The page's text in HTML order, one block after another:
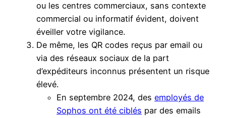
ou les centres commerciaux, sans contexte
commercial ou informatif évident, doivent
éveiller votre vigilance.
De même, les QR codes reçus par email ou
via des réseaux sociaux de la part
d’expéditeurs inconnus présentent un risque
élevé.
En septembre 2024, des employés de
Sophos ont été ciblés par des emails